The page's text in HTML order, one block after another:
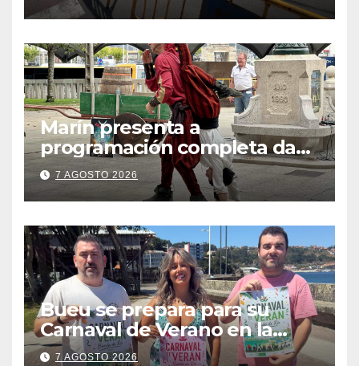
Marín presenta a
programación completa da
Festa Corsaria, que bate
todos os récords de
participación con 100
solicitudes de mesas
7 AGOSTO 2026
Bueu se prepara para su
Carnaval de Verano en la
Banda do Río
7 AGOSTO 2026